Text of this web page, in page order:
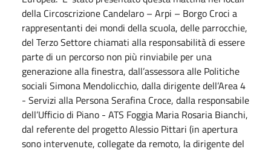
della Circoscrizione Candelaro – Arpi – Borgo Croci a
rappresentanti dei mondi della scuola, delle parrocchie,
del Terzo Settore chiamati alla responsabilità di essere
parte di un percorso non più rinviabile per una
generazione alla finestra, dall’assessora alle Politiche
sociali Simona Mendolicchio, dalla dirigente dell’Area 4
- Servizi alla Persona Serafina Croce, dalla responsabile
dell’Ufficio di Piano - ATS Foggia Maria Rosaria Bianchi,
dal referente del progetto Alessio Pittari (in apertura
sono intervenute, collegate da remoto, la dirigente del